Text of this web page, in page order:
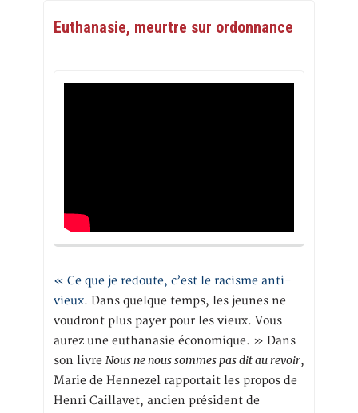
Euthanasie, meurtre sur ordonnance
« Ce que je redoute, c’est le racisme anti-
vieux. Dans quelque temps, les jeunes ne
voudront plus payer pour les vieux. Vous
aurez une euthanasie économique. » Dans
son livre Nous ne nous sommes pas dit au revoir,
Marie de Hennezel rapportait les propos de
Henri Caillavet, ancien président de